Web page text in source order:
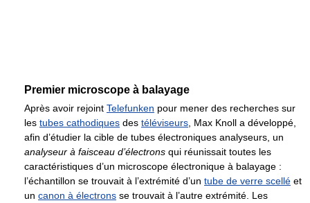
Premier microscope à balayage
Après avoir rejoint Telefunken pour mener des recherches sur
les tubes cathodiques des téléviseurs , Max Knoll a développé,
afin d’étudier la cible de tubes électroniques analyseurs, un
analyseur à faisceau d’électrons qui réunissait toutes les
caractéristiques d’un microscope électronique à balayage :
l’échantillon se trouvait à l’extrémité d’un tube de verre scellé et
un canon à électrons se trouvait à l’autre extrémité. Les